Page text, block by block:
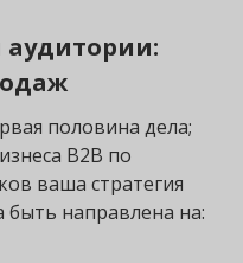
аудитории:
половина дела;
B2B по
ваша стратегия
направлена на: